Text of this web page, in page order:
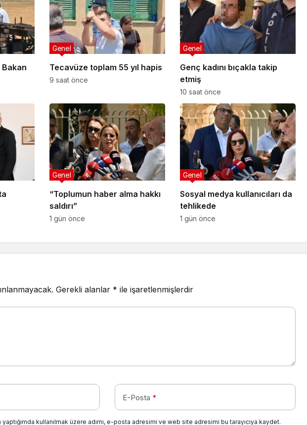
Bakan
Tecavüze toplam 55 yıl hapis
Genel
9 saat önce
Genç kadını bıçakla takip
etmiş
Genel
10 saat önce
“Toplumun haber alma hakkı
saldırı”
Genel
1 gün önce
Sosyal medya kullanıcıları da
tehlikede
Genel
1 gün önce
Gerekli alanlar * ile işaretlenmişlerdir
E-Posta *
kullanılmak üzere adımı, e-posta adresimi ve web site adresimi bu tarayıcıya kaydet.